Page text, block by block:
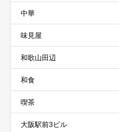
中華
味見屋
和歌山田辺
和食
喫茶
大阪駅前3ビル